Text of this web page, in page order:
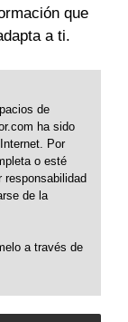
que
a ti.
de
ha sido
Por
o esté
de la
a través de